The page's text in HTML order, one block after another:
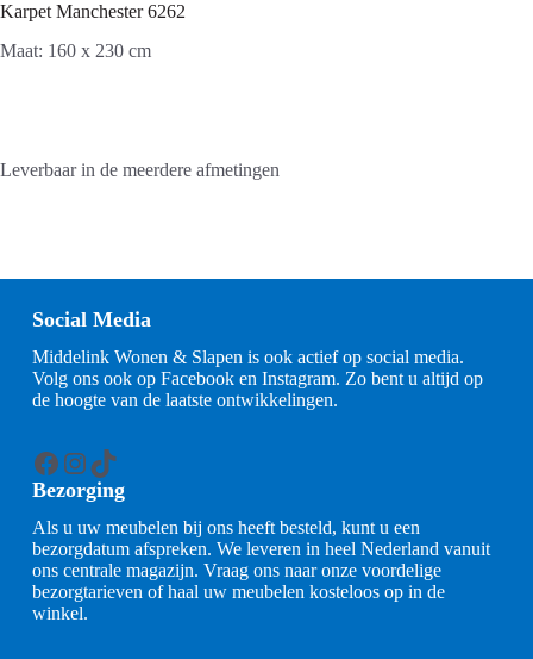
Karpet Manchester 6262
Maat: 160 x 230 cm
Leverbaar in de meerdere afmetingen
Social Media
Middelink Wonen & Slapen is ook actief op social media.
Volg ons ook op Facebook en Instagram. Zo bent u altijd op
de hoogte van de laatste ontwikkelingen.
Facebook
Instagram
TikTok
Bezorging
Als u uw meubelen bij ons heeft besteld, kunt u een
bezorgdatum afspreken. We leveren in heel Nederland vanuit
ons centrale magazijn. Vraag ons naar onze voordelige
bezorgtarieven of haal uw meubelen kosteloos op in de
winkel.